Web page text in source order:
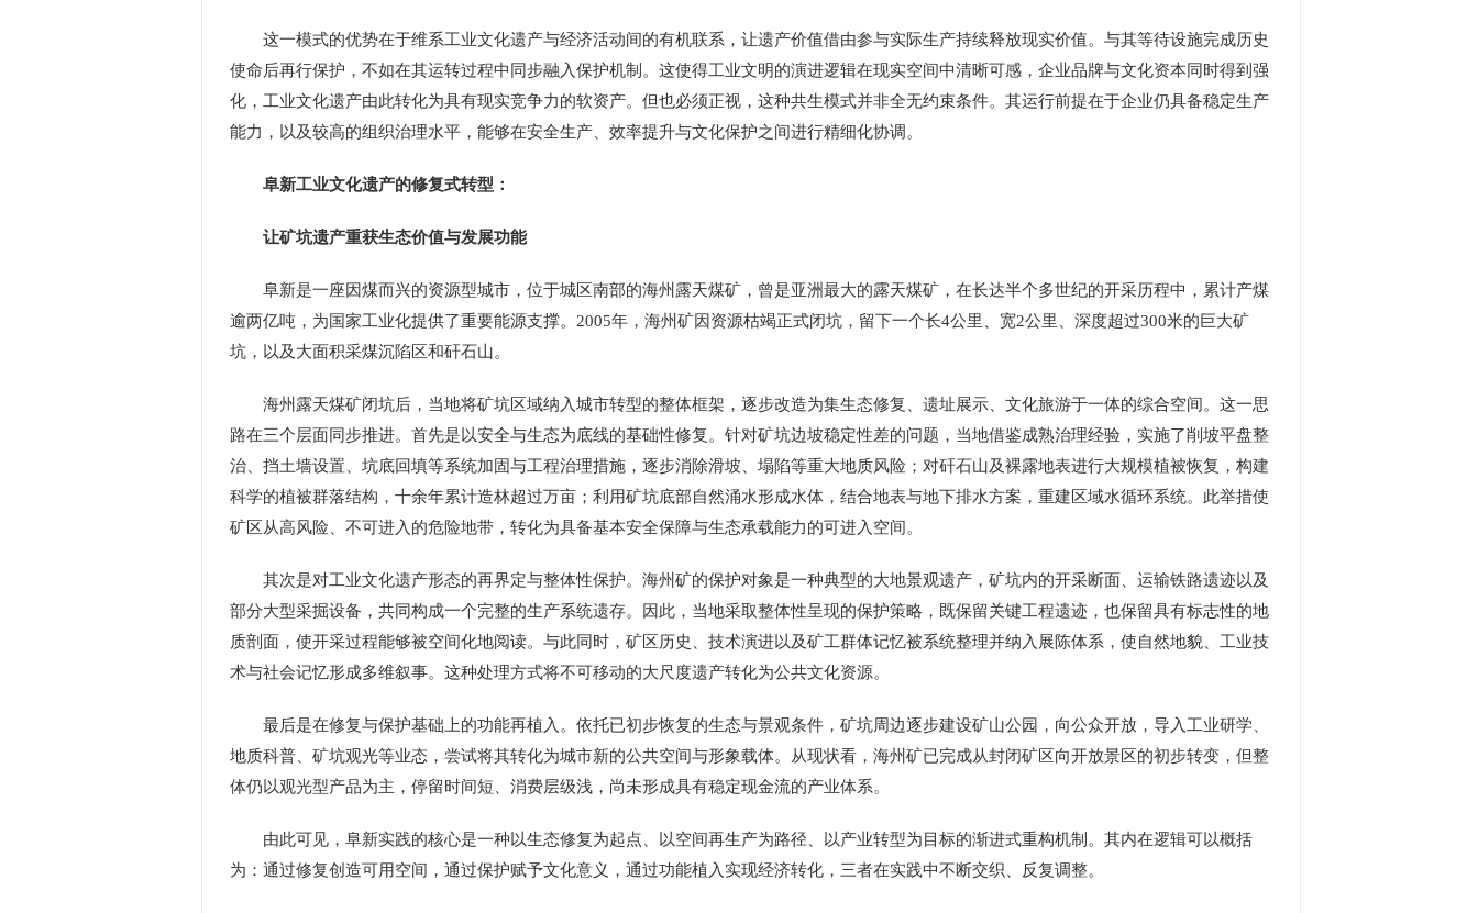
这一模式的优势在于维系工业文化遗产与经济活动间的有机联系，让遗产价值借由参与实际生产持续释放现实价值。与其等待设施完成历史
使命后再行保护，不如在其运转过程中同步融入保护机制。这使得工业文明的演进逻辑在现实空间中清晰可感，企业品牌与文化资本同时得到强
化，工业文化遗产由此转化为具有现实竞争力的软资产。但也必须正视，这种共生模式并非全无约束条件。其运行前提在于企业仍具备稳定生产
能力，以及较高的组织治理水平，能够在安全生产、效率提升与文化保护之间进行精细化协调。
阜新工业文化遗产的修复式转型：
让矿坑遗产重获生态价值与发展功能
阜新是一座因煤而兴的资源型城市，位于城区南部的海州露天煤矿，曾是亚洲最大的露天煤矿，在长达半个多世纪的开采历程中，累计产煤
逾两亿吨，为国家工业化提供了重要能源支撑。2005年，海州矿因资源枯竭正式闭坑，留下一个长4公里、宽2公里、深度超过300米的巨大矿
坑，以及大面积采煤沉陷区和矸石山。
海州露天煤矿闭坑后，当地将矿坑区域纳入城市转型的整体框架，逐步改造为集生态修复、遗址展示、文化旅游于一体的综合空间。这一思
路在三个层面同步推进。首先是以安全与生态为底线的基础性修复。针对矿坑边坡稳定性差的问题，当地借鉴成熟治理经验，实施了削坡平盘整
治、挡土墙设置、坑底回填等系统加固与工程治理措施，逐步消除滑坡、塌陷等重大地质风险；对矸石山及裸露地表进行大规模植被恢复，构建
科学的植被群落结构，十余年累计造林超过万亩；利用矿坑底部自然涌水形成水体，结合地表与地下排水方案，重建区域水循环系统。此举措使
矿区从高风险、不可进入的危险地带，转化为具备基本安全保障与生态承载能力的可进入空间。
其次是对工业文化遗产形态的再界定与整体性保护。海州矿的保护对象是一种典型的大地景观遗产，矿坑内的开采断面、运输铁路遗迹以及
部分大型采掘设备，共同构成一个完整的生产系统遗存。因此，当地采取整体性呈现的保护策略，既保留关键工程遗迹，也保留具有标志性的地
质剖面，使开采过程能够被空间化地阅读。与此同时，矿区历史、技术演进以及矿工群体记忆被系统整理并纳入展陈体系，使自然地貌、工业技
术与社会记忆形成多维叙事。这种处理方式将不可移动的大尺度遗产转化为公共文化资源。
最后是在修复与保护基础上的功能再植入。依托已初步恢复的生态与景观条件，矿坑周边逐步建设矿山公园，向公众开放，导入工业研学、
地质科普、矿坑观光等业态，尝试将其转化为城市新的公共空间与形象载体。从现状看，海州矿已完成从封闭矿区向开放景区的初步转变，但整
体仍以观光型产品为主，停留时间短、消费层级浅，尚未形成具有稳定现金流的产业体系。
由此可见，阜新实践的核心是一种以生态修复为起点、以空间再生产为路径、以产业转型为目标的渐进式重构机制。其内在逻辑可以概括
为：通过修复创造可用空间，通过保护赋予文化意义，通过功能植入实现经济转化，三者在实践中不断交织、反复调整。